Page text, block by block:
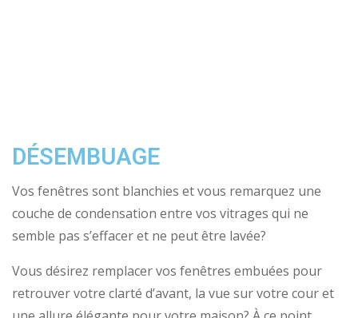
DÉSEMBUAGE
Vos fenêtres sont blanchies et vous remarquez une
couche de condensation entre vos vitrages qui ne
semble pas s’effacer et ne peut être lavée?
Vous désirez remplacer vos fenêtres embuées pour
retrouver votre clarté d’avant, la vue sur votre cour et